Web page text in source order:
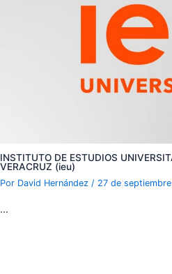
INSTITUTO DE ESTUDIOS
VERACRUZ (ieu)
Por David Hernández / 27 de
…